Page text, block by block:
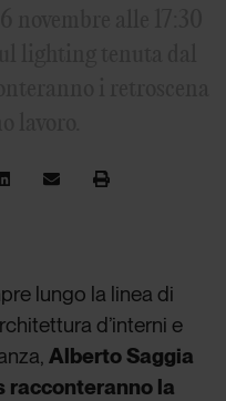
lungo la linea di
d’interni e
Alberto Saggia
racconteranno la